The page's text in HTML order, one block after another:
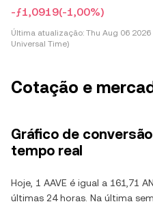
-ƒ1,0919(-1,00%)
Última atualização: Thu Aug 06 2026
Universal Time)
Cotação e
Gráfico de
tempo real
Hoje, 1 AAVE é igual a 161,71
últimas 24 horas. Na última